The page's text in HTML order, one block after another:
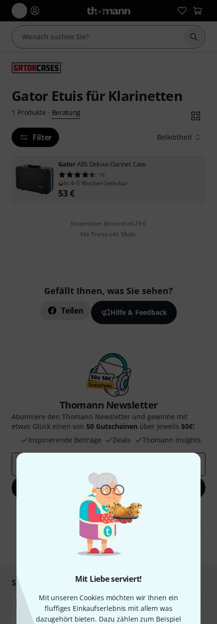
Mit Liebe serviert!
Mit unseren Cookies möchten wir Ihnen ein
fluffiges Einkaufserlebnis mit allem was
dazugehört bieten. Dazu zählen zum Beispiel
Suche
Gator Etuis für Klarinetten
1 Produkte · Beratung
Filter Beliebtheit
GatorABS Deluxe Clarinet Case
16
In 4–5 Wochen lieferbar
53€
Kostenloser Versand ab 29 €
Alle Preise inkl. MwSt.
Gefällt Ihnen, was Sie sehen?
Teilen Hilfe & Feedback
Thomann Newsletter
Abonniere den Thomann Newsletter und gewinne mit
etwas Glück einen von 50 Gutscheinen über jeweils 50€!
Inspirierende Beiträge
Deals Thomann Insights
Jetzt anmelden
Mit Klick auf „Jetzt anmelden“ stimmen Sie dem Erhalt von E-Mail-
Werbung und einer Messung des E-Mail-Nutzungsverhaltens zu. Die
Abmeldung ist jederzeit möglich. Weitere Informationen finden Sie in
unseren
Datenschutzhinweisen
* Pflichtfeld
Sicher einkaufen & bezahlen